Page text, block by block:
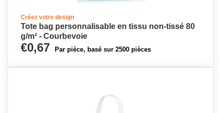
Créez votre design
Tote bag personnalisable en tissu non-tissé 80
g/m² - Courbevoie
€0,67 Par pièce, basé sur 2500 pièces